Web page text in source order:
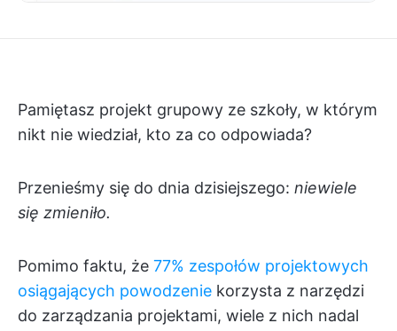
Pamiętasz projekt grupowy ze szkoły, w którym
nikt nie wiedział, kto za co odpowiada?
Przenieśmy się do dnia dzisiejszego: niewiele
się zmieniło.
Pomimo faktu, że 77% zespołów projektowych
osiągających powodzenie korzysta z narzędzi
do zarządzania projektami, wiele z nich nadal